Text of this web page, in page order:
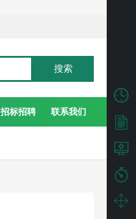
搜索
招标招聘 联系我们